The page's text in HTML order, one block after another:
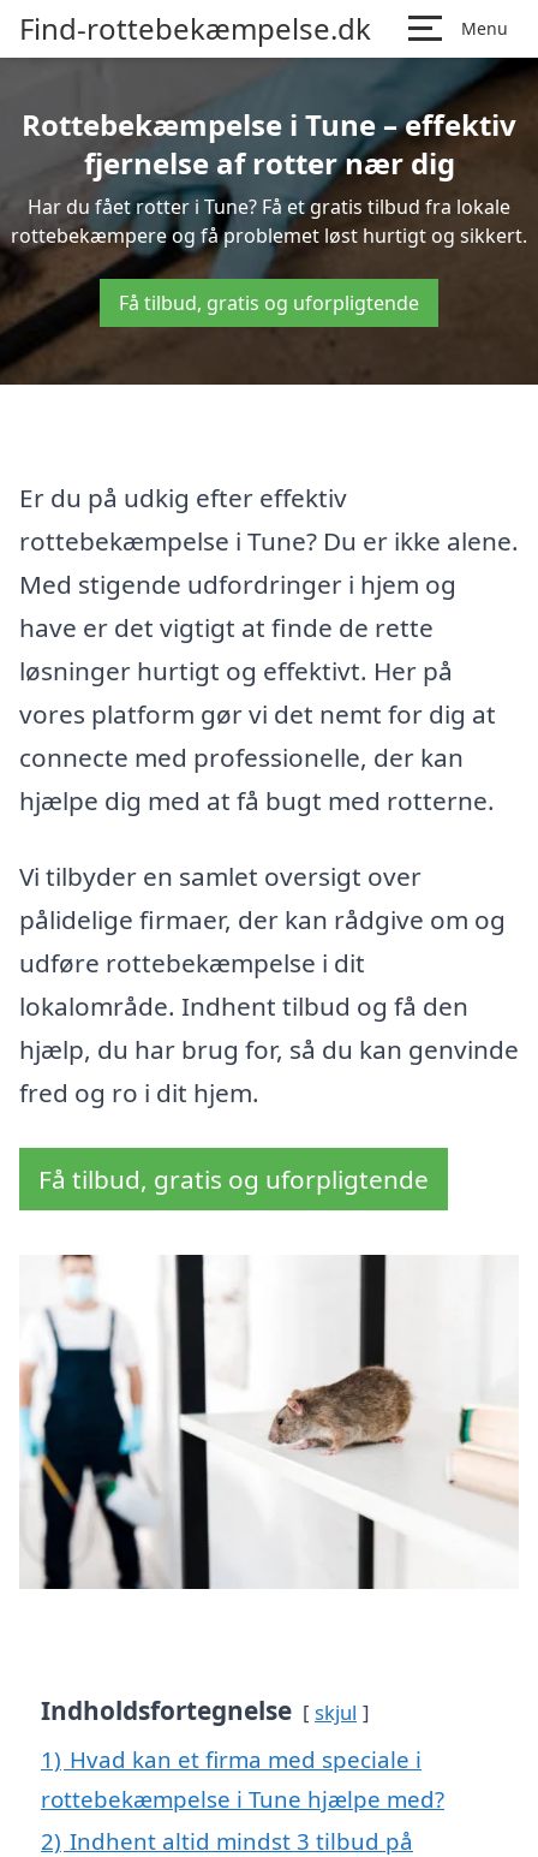
Find-rottebekæmpelse.dk Menu
Rottebekæmpelse i Tune – effektiv
fjernelse af rotter nær dig
Har du fået rotter i Tune? Få et gratis tilbud fra lokale
rottebekæmpere og få problemet løst hurtigt og sikkert.
Få tilbud, gratis og uforpligtende
Er du på udkig efter effektiv
rottebekæmpelse i Tune? Du er ikke alene.
Med stigende udfordringer i hjem og
have er det vigtigt at finde de rette
løsninger hurtigt og effektivt. Her på
vores platform gør vi det nemt for dig at
connecte med professionelle, der kan
hjælpe dig med at få bugt med rotterne.
Vi tilbyder en samlet oversigt over
pålidelige firmaer, der kan rådgive om og
udføre rottebekæmpelse i dit
lokalområde. Indhent tilbud og få den
hjælp, du har brug for, så du kan genvinde
fred og ro i dit hjem.
Få tilbud, gratis og uforpligtende
Indholdsfortegnelse skjul
1) Hvad kan et firma med speciale i
rottebekæmpelse i Tune hjælpe med?
2) Indhent altid mindst 3 tilbud på